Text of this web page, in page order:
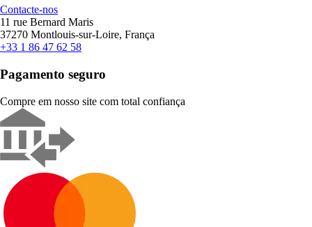
Contacte-nos
11 rue Bernard Maris
37270 Montlouis-sur-Loire, França
+33 1 86 47 62 58
Pagamento seguro
Compre em nosso site com total confiança